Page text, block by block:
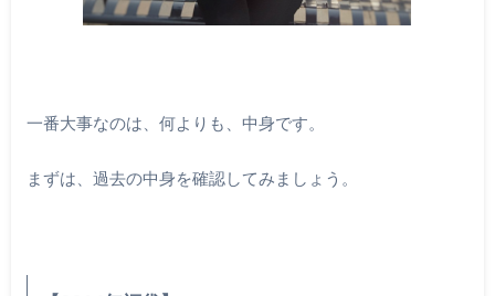
一番大事なのは、何よりも、中身です。
まずは、過去の中身を確認してみましょう。